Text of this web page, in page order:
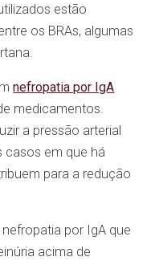
estão
os BRAs, algumas
nefropatia por IgA
medicamentos.
a pressão arterial
casos em que há
para a redução
por IgA que
acima de